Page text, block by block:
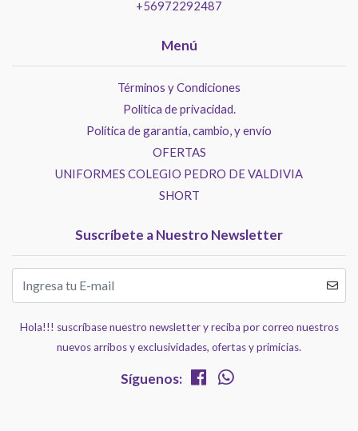
+56972292487
Menú
Términos y Condiciones
Politica de privacidad.
Política de garantía, cambio, y envío
OFERTAS
UNIFORMES COLEGIO PEDRO DE VALDIVIA
SHORT
Suscríbete a Nuestro Newsletter
Hola!!! suscríbase nuestro newsletter y reciba por correo nuestros
nuevos arribos y exclusividades, ofertas y primicias.
Síguenos: